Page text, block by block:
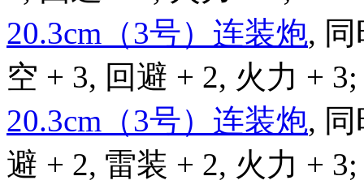
20.3cm（3号）连装炮,
空 + 3, 回避 + 2, 火力 + 3;
20.3cm（3号）连装炮,
避 + 2, 雷装 + 2, 火力 + 3;